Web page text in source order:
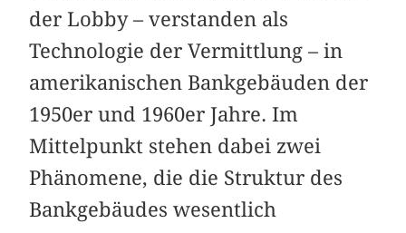
der Lobby – verstanden als
Technologie der Vermittlung – in
amerikanischen Bankgebäuden der
1950er und 1960er Jahre. Im
Mittelpunkt stehen dabei zwei
Phänomene, die die Struktur des
Bankgebäudes wesentlich